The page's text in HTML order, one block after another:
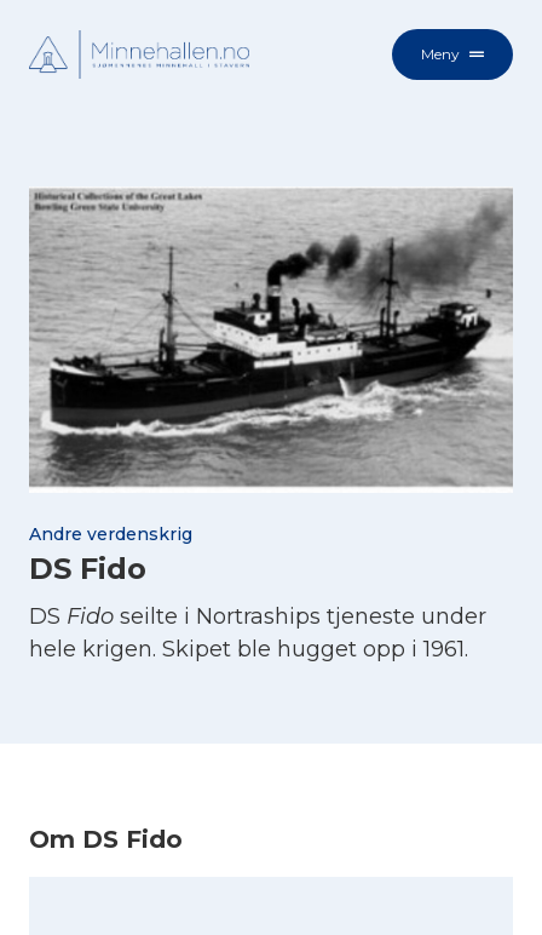
Meny
Andre verdenskrig
DS Fido
DS Fido seilte i Nortraships tjeneste under
hele krigen. Skipet ble hugget opp i 1961.
Om DS Fido